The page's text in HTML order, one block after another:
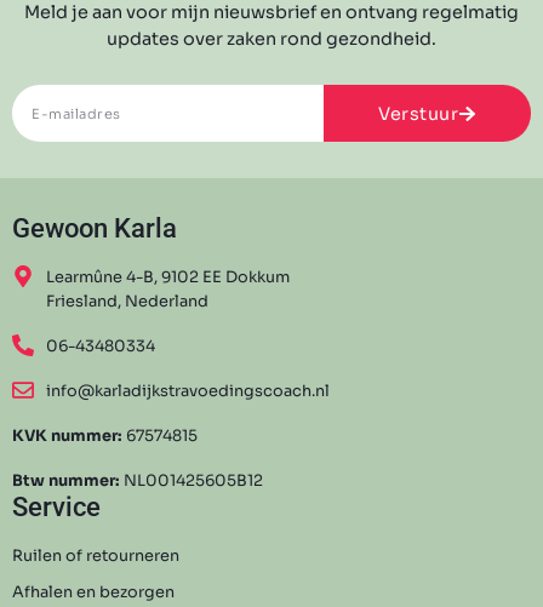
Meld je aan voor mijn nieuwsbrief en ontvang regelmatig
updates over zaken rond gezondheid.
Verstuur
Gewoon Karla
Learmûne 4-B, 9102 EE Dokkum
Friesland, Nederland
06-43480334
info@karladijkstravoedingscoach.nl
KVK nummer: 67574815
Btw nummer: NL001425605B12
Service
Ruilen of retourneren
Afhalen en bezorgen